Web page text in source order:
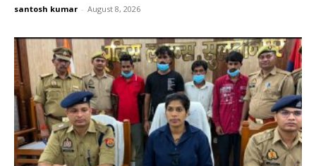
santosh kumar - August 8, 2026